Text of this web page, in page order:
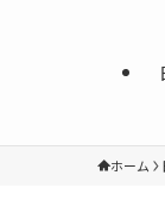
ホーム